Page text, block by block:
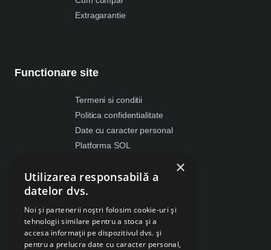
Extragarantie
Functionare site
Termeni si conditii
Politica confidentialitate
Date cu caracter personal
Platforma SOL
Despre Cookies
Retragere din contract
×
Utilizarea responsabilă a
datelor dvs.
Noi și partenerii noștri folosim cookie-uri și
tehnologii similare pentru a stoca și a
accesa informații pe dispozitivul dvs. și
pentru a prelucra date cu caracter personal,